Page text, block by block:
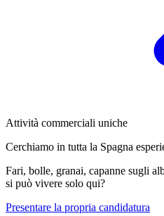
Attività commerciali uniche
Cerchiamo in tutta la Spagna
Fari, bolle, granai, capanne sugli
si può vivere solo qui?
Presentare la propria candidatura